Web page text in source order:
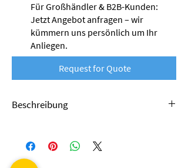
Für Großhändler & B2B-Kunden:
Jetzt Angebot anfragen – wir
kümmern uns persönlich um Ihr
Anliegen.
Request for Quote
Beschreibung
recycelten Produktionsabfällen hergestellt
und leistet damit einen wertvollen Beitrag zur
Kreislaufwirtschaft. Als Alternative zu